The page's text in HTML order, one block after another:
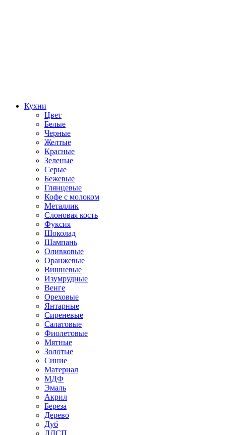
Кухни
Цвет
Белые
Черные
Желтые
Красные
Зеленые
Серые
Бежевые
Глянцевые
Кофе с молоком
Металлик
Слоновая кость
Фуксия
Шоколад
Шампань
Оливковые
Оранжевые
Вишневые
Изумрудные
Венге
Ореховые
Янтарные
Сиреневые
Салатовые
Фиолетовые
Мятные
Золотые
Синие
Материал
МДФ
Эмаль
Акрил
Береза
Дерево
Дуб
ЛДСП